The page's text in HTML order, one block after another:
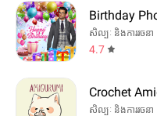
Birthday
សិល្បៈ និងការរចនា
4.7
Crochet
សិល្បៈ និងការរចនា